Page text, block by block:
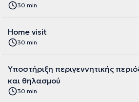
30 min
Home visit
30 min
Υποστήριξη περιγεννητικής
και θηλασμού
30 min